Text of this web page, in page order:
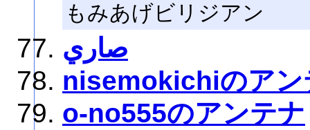
もみあげビリジアン
صاري
nisemokichiのアン
o-no555のアンテナ